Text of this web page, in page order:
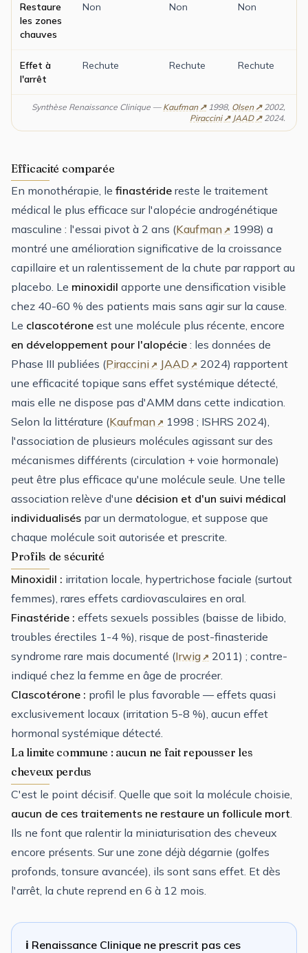
Restaure
les zones
chauves
Non Non Non
Effet à
l'arrêt
Rechute Rechute Rechute
Synthèse Renaissance Clinique — Kaufman 1998, Olsen
2002,
Piraccini
JAAD 2024.
Efficacité comparée
En monothérapie, le finastéride reste le traitement
médical le plus efficace sur l'alopécie androgénétique
masculine : l'essai pivot à 2 ans (Kaufman
1998) a
montré une amélioration significative de la croissance
capillaire et un ralentissement de la chute par rapport au
placebo. Le minoxidil apporte une densification visible
chez 40-60 % des patients mais sans agir sur la cause.
Le clascotérone est une molécule plus récente, encore
en développement pour l'alopécie : les données de
Phase III publiées (Piraccini JAAD
2024) rapportent
une efficacité topique sans effet systémique détecté,
mais elle ne dispose pas d'AMM dans cette indication.
Selon la littérature (Kaufman
1998 ; ISHRS 2024),
l'association de plusieurs molécules agissant sur des
mécanismes différents (circulation + voie hormonale)
peut être plus efficace qu'une molécule seule. Une telle
association relève d'une décision et d'un suivi médical
individualisés par un dermatologue, et suppose que
chaque molécule soit autorisée et prescrite.
Profils de sécurité
Minoxidil : irritation locale, hypertrichose faciale (surtout
femmes), rares effets cardiovasculaires en oral.
Finastéride : effets sexuels possibles (baisse de libido,
troubles érectiles 1-4 %), risque de post-finasteride
syndrome rare mais documenté (Irwig
2011) ; contre-
indiqué chez la femme en âge de procréer.
Clascotérone : profil le plus favorable — effets quasi
exclusivement locaux (irritation 5-8 %), aucun effet
hormonal systémique détecté.
La limite commune : aucun ne fait repousser les
cheveux perdus
C'est le point décisif. Quelle que soit la molécule choisie,
aucun de ces traitements ne restaure un follicule mort
Ils ne font que ralentir la miniaturisation des cheveux
encore présents. Sur une zone déjà dégarnie (golfes
profonds, tonsure avancée), ils sont sans effet. Et dès
l'arrêt, la chute reprend en 6 à 12 mois.
ℹ️ Renaissance Clinique ne prescrit pas ces